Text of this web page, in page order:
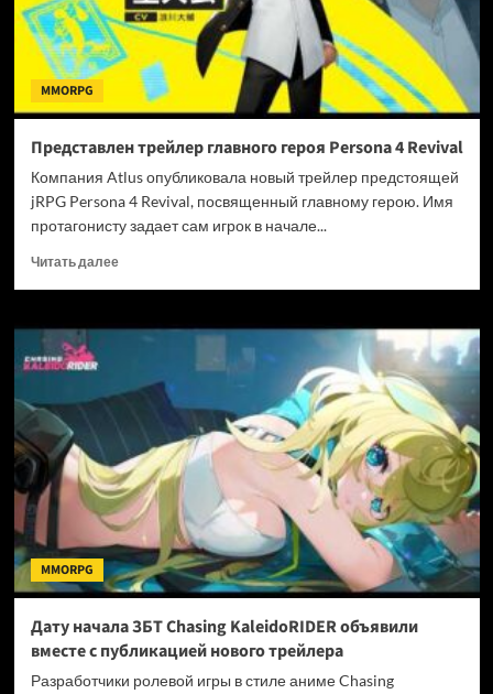
лозунгом
возвращения
к
истокам
MMORPG
Представлен трейлер главного героя Persona 4 Revival
Компания Atlus опубликовала новый трейлер предстоящей
jRPG Persona 4 Revival, посвященный главному герою. Имя
протагонисту задает сам игрок в начале...
Читать далееПрочитать
героя
Revival
MMORPG
Дату начала ЗБТ Chasing KaleidoRIDER объявили
вместе с публикацией нового трейлера
Разработчики ролевой игры в стиле аниме Chasing